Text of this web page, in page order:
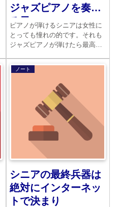
ジャズピアノを奏で
る日
ピアノが弾けるシニアは女性に
とっても憧れの的です。それも
ジャズピアノが弾けたら最高。
らかくします。シニアにとって
の必須アイテムがピアノなので
ノート
シニアの最終兵器は
絶対にインターネッ
トで決まり